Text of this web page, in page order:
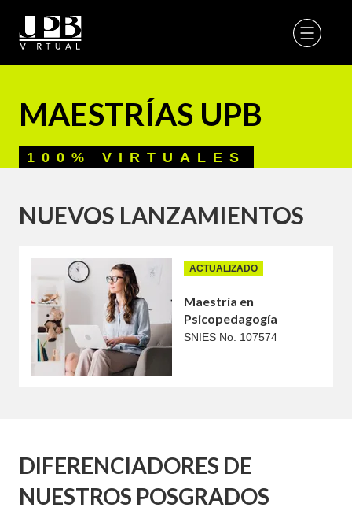
MAESTRÍAS UPB
100% VIRTUALES
NUEVOS LANZAMIENTOS
ACTUALIZADO
Maestría en
Psicopedagogía
SNIES No. 107574
DIFERENCIADORES DE
NUESTROS POSGRADOS